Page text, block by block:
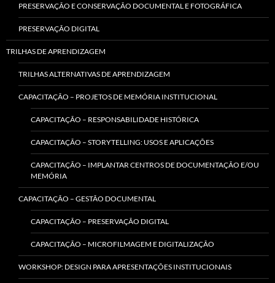
PRESERVAÇÃO E CONSERVAÇÃO DOCUMENTAL E FOTOGRÁFICA
PRESERVAÇÃO DIGITAL
TRILHAS DE APRENDIZAGEM
TRILHAS ALTERNATIVAS DE APRENDIZAGEM
CAPACITAÇÃO – PROJETOS DE MEMÓRIA INSTITUCIONAL
CAPACITAÇÃO – RESPONSABILIDADE HISTÓRICA
CAPACITAÇÃO – STORYTELLING: USOS E APLICAÇÕES
CAPACITAÇÃO – IMPLANTAR CENTROS DE DOCUMENTAÇÃO E/OU
MEMÓRIA
CAPACITAÇÃO – GESTÃO DOCUMENTAL
CAPACITAÇÃO – PRESERVAÇÃO DIGITAL
CAPACITAÇÃO – MICROFILMAGEM E DIGITALIZAÇÃO
WORKSHOP: DESIGN PARA APRESENTAÇÕES INSTITUCIONAIS